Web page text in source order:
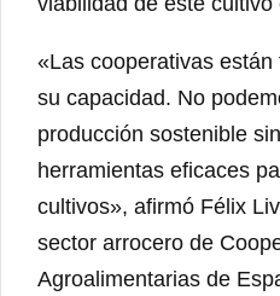
«Las cooperativas
su capacidad. No
producción sostenible
herramientas eficaces
cultivos», afirmó Félix
sector arrocero de
Agroalimentarias de